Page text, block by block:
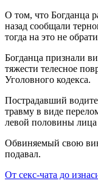
О том, что Богданца
назад сообщали
тогда на это не
Богданца признали
тяжести телесное
Уголовного кодекса.
Пострадавший
травму в виде
левой половины лица
Обвиняемый свою
подавал.
От секс-чата до